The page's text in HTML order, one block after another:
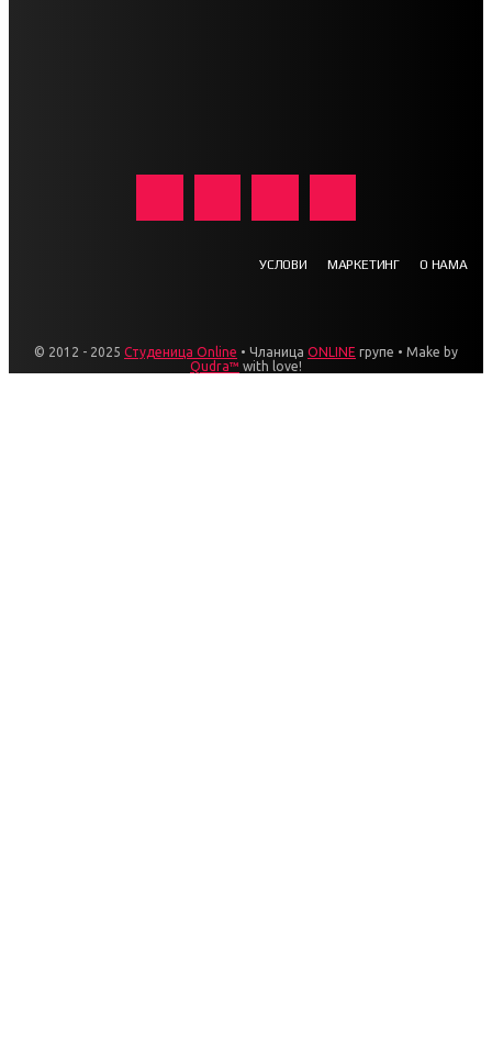
УСЛОВИ МАРКЕТИНГ О НАМА
© 2012 - 2025 Студеница Online • Чланица ONLINE групе • Make by
Qudra™ with love!